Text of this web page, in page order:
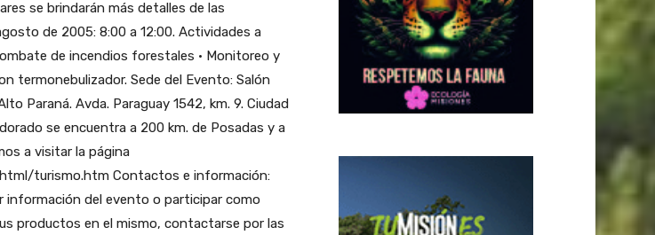
se brindarán más detalles de las
de 2005: 8:00 a 12:00. Actividades a
de incendios forestales · Monitoreo y
termonebulizador. Sede del Evento: Salón
Paraná. Avda. Paraguay 1542, km. 9. Ciudad
se encuentra a 200 km. de Posadas y a
a visitar la página
turismo.htm Contactos e información:
información del evento o participar como
productos en el mismo, contactarse por las